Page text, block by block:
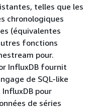
telles que les
chronologiques
(équivalentes
fonctions
pour.
InfluxDB fournit
de SQL-like
pour
de séries